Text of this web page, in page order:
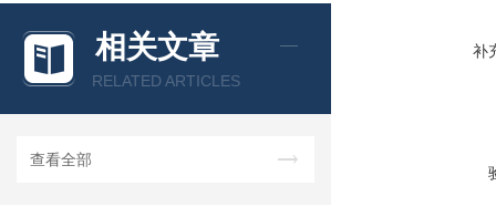
相关文章
RELATED ARTICLES
查看全部
补